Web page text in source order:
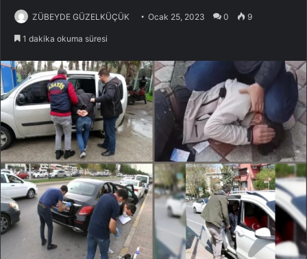
ZÜBEYDE GÜZELKÜÇÜK Ocak 25, 2023 0 9
1 dakika okuma süresi